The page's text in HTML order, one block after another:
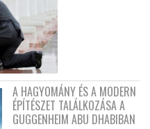
A HAGYOMÁNY ÉS A MODERN
ÉPÍTÉSZET TALÁLKOZÁSA A
GUGGENHEIM ABU DHABIBAN